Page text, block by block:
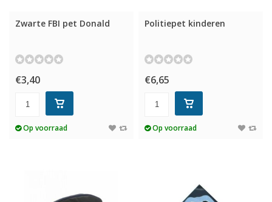
Zwarte FBI pet Donald
€3,40
Op voorraad
Politiepet kinderen
€6,65
Op voorraad